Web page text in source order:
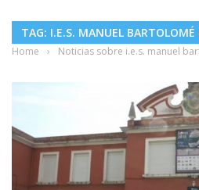
TAG: I.E.S. MANUEL BARTOLOMÉ
Home › Noticias sobre i.e.s. manuel